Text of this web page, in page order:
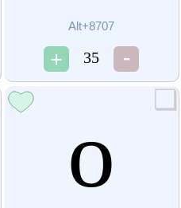
Alt+8707
35
о